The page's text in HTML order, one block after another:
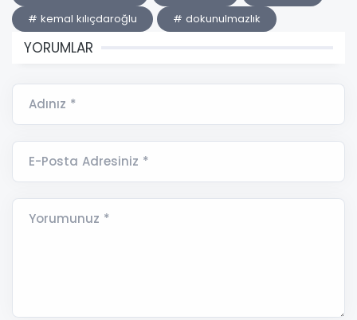
# kemal kılıçdaroğlu
# dokunulmazlık
YORUMLAR
Adınız *
E-Posta Adresiniz *
Yorumunuz *